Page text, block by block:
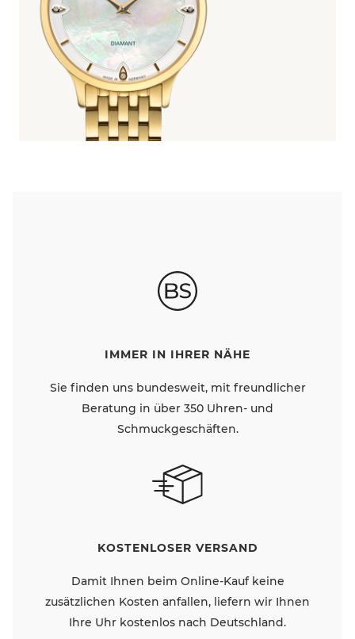
IMMER IN IHRER NÄHE
Sie finden uns bundesweit, mit freundlicher
Beratung in über 350 Uhren- und
Schmuckgeschäften.
KOSTENLOSER VERSAND
Damit Ihnen beim Online-Kauf keine
zusätzlichen Kosten anfallen, liefern wir Ihnen
Ihre Uhr kostenlos nach Deutschland.